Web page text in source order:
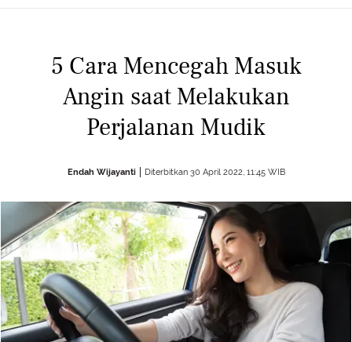
5 Cara Mencegah Masuk
Angin saat Melakukan
Perjalanan Mudik
Endah Wijayanti Diterbitkan 30 April 2022, 11:45 WIB